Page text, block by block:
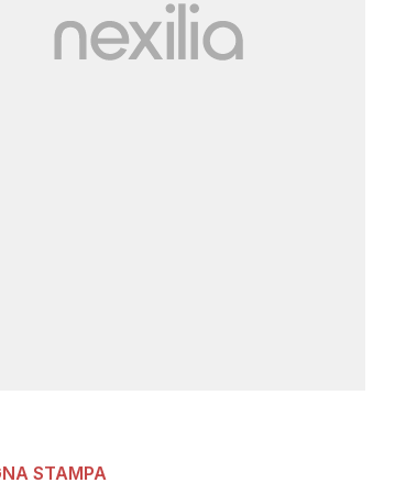
STAMPA